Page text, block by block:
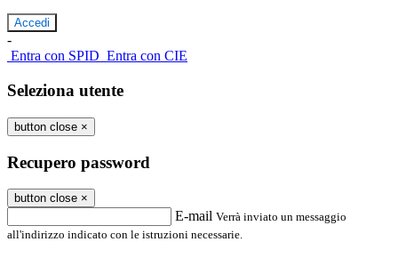
-
Entra con SPID Entra con CIE
Seleziona utente
button close ×
Recupero password
button close ×
E-mail Verrà inviato un messaggio
all'indirizzo indicato con le istruzioni necessarie.